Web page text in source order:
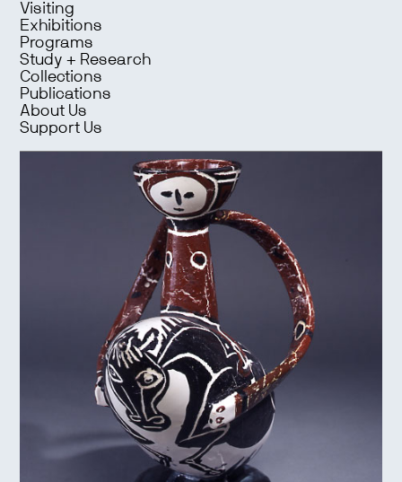
Visiting
Exhibitions
Programs
Study + Research
Collections
Publications
About Us
Support Us